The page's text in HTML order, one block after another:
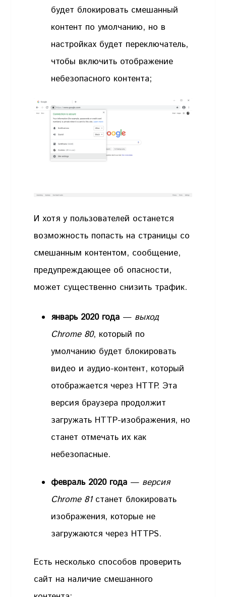
будет блокировать смешанный
контент по умолчанию, но в
настройках будет переключатель,
чтобы включить отображение
небезопасного контента;
И хотя у пользователей останется
возможность попасть на страницы со
смешанным контентом, сообщение,
предупреждающее об опасности,
может существенно снизить трафик.
январь 2020 года — выход
Chrome 80, который по
умолчанию будет блокировать
видео и аудио-контент, который
отображается через HTTP. Эта
версия браузера продолжит
загружать HTTP-изображения, но
станет отмечать их как
небезопасные.
февраль 2020 года — версия
Chrome 81станет блокировать
изображения, которые не
загружаются через HTTPS.
Есть несколько способов проверить
сайт на наличие смешанного